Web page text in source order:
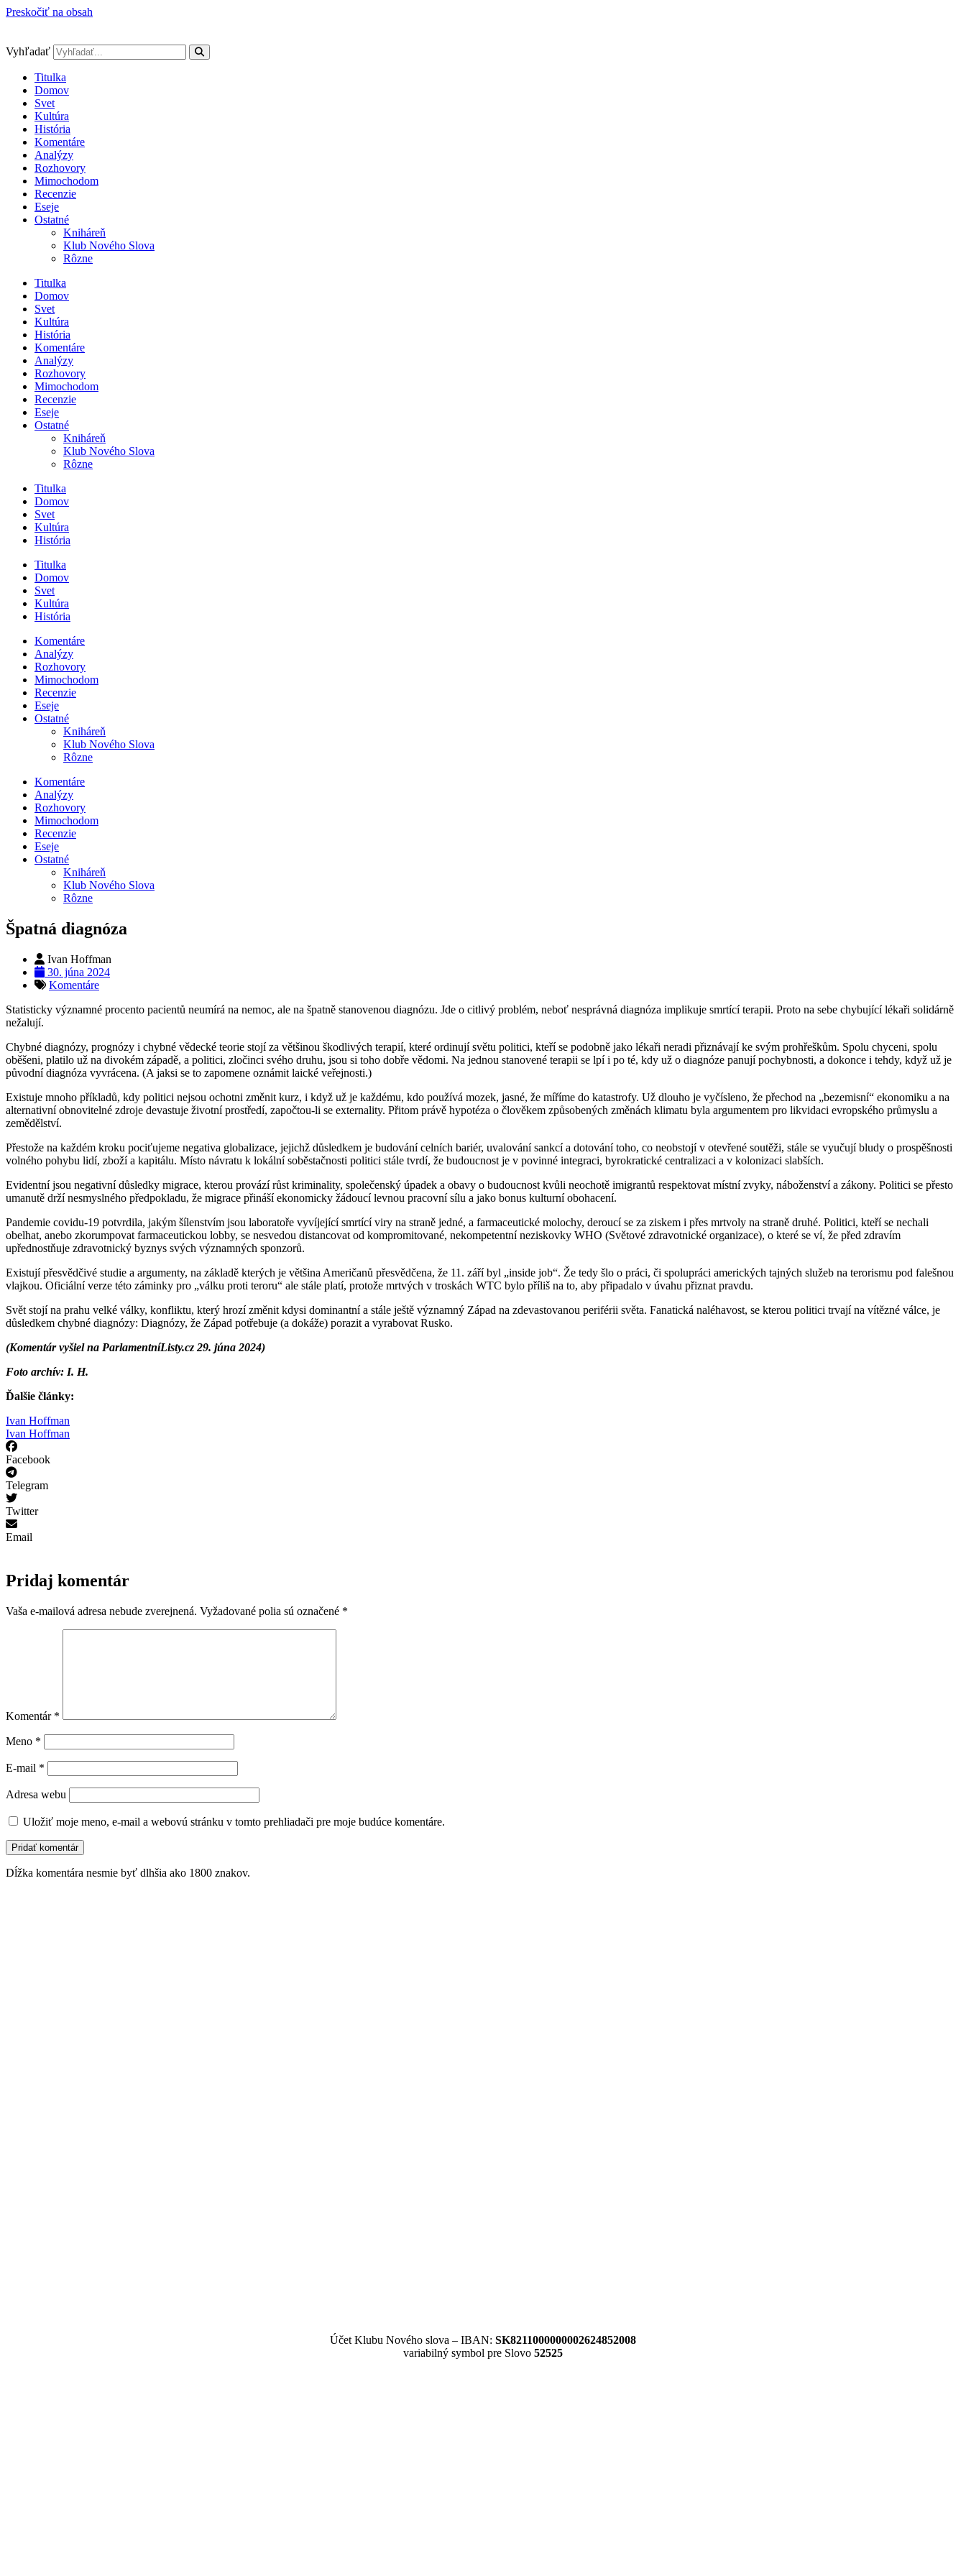
Preskočiť na obsah
Vyhľadať
Titulka
Domov
Svet
Kultúra
História
Komentáre
Analýzy
Rozhovory
Mimochodom
Recenzie
Eseje
Ostatné
Kniháreň
Klub Nového Slova
Rôzne
Titulka
Domov
Svet
Kultúra
História
Komentáre
Analýzy
Rozhovory
Mimochodom
Recenzie
Eseje
Ostatné
Kniháreň
Klub Nového Slova
Rôzne
Titulka
Domov
Svet
Kultúra
História
Titulka
Domov
Svet
Kultúra
História
Komentáre
Analýzy
Rozhovory
Mimochodom
Recenzie
Eseje
Ostatné
Kniháreň
Klub Nového Slova
Rôzne
Komentáre
Analýzy
Rozhovory
Mimochodom
Recenzie
Eseje
Ostatné
Kniháreň
Klub Nového Slova
Rôzne
Špatná diagnóza
Ivan Hoffman
30. júna 2024
Komentáre
Statisticky významné procento pacientů neumírá na nemoc, ale na špatně stanovenou diagnózu. Jde o citlivý problém, neboť nesprávná diagnóza implikuje smrtící terapii. Proto na sebe chybující lékaři solidárně
nežalují.
Chybné diagnózy, prognózy i chybné vědecké teorie stojí za většinou škodlivých terapií, které ordinují světu politici, kteří se podobně jako lékaři neradi přiznávají ke svým prohřeškům. Spolu chyceni, spolu
oběšeni, platilo už na divokém západě, a politici, zločinci svého druhu, jsou si toho dobře vědomi. Na jednou stanovené terapii se lpí i po té, kdy už o diagnóze panují pochybnosti, a dokonce i tehdy, když už je
původní diagnóza vyvrácena. (A jaksi se to zapomene oznámit laické veřejnosti.)
Existuje mnoho příkladů, kdy politici nejsou ochotni změnit kurz, i když už je každému, kdo používá mozek, jasné, že míříme do katastrofy. Už dlouho je vyčísleno, že přechod na „bezemisní“ ekonomiku a na
alternativní obnovitelné zdroje devastuje životní prostředí, započtou-li se externality. Přitom právě hypotéza o člověkem způsobených změnách klimatu byla argumentem pro likvidaci evropského průmyslu a
zemědělství.
Přestože na každém kroku pociťujeme negativa globalizace, jejichž důsledkem je budování celních bariér, uvalování sankcí a dotování toho, co neobstojí v otevřené soutěži, stále se vyučují bludy o prospěšnosti
volného pohybu lidí, zboží a kapitálu. Místo návratu k lokální soběstačnosti politici stále tvrdí, že budoucnost je v povinné integraci, byrokratické centralizaci a v kolonizaci slabších.
Evidentní jsou negativní důsledky migrace, kterou provází růst kriminality, společenský úpadek a obavy o budoucnost kvůli neochotě imigrantů respektovat místní zvyky, náboženství a zákony. Politici se přesto
umanutě drží nesmyslného předpokladu, že migrace přináší ekonomicky žádoucí levnou pracovní sílu a jako bonus kulturní obohacení.
Pandemie covidu-19 potvrdila, jakým šílenstvím jsou laboratoře vyvíjející smrtící viry na straně jedné, a farmaceutické molochy, deroucí se za ziskem i přes mrtvoly na straně druhé. Politici, kteří se nechali
obelhat, anebo zkorumpovat farmaceutickou lobby, se nesvedou distancovat od kompromitované, nekompetentní neziskovky WHO (Světové zdravotnické organizace), o které se ví, že před zdravím
upřednostňuje zdravotnický byznys svých významných sponzorů.
Existují přesvědčivé studie a argumenty, na základě kterých je většina Američanů přesvědčena, že 11. září byl „inside job“. Že tedy šlo o práci, či spolupráci amerických tajných služeb na terorismu pod falešnou
vlajkou. Oficiální verze této záminky pro „válku proti teroru“ ale stále platí, protože mrtvých v troskách WTC bylo příliš na to, aby připadalo v úvahu přiznat pravdu.
Svět stojí na prahu velké války, konfliktu, který hrozí změnit kdysi dominantní a stále ještě významný Západ na zdevastovanou periférii světa. Fanatická naléhavost, se kterou politici trvají na vítězné válce, je
důsledkem chybné diagnózy: Diagnózy, že Západ potřebuje (a dokáže) porazit a vyrabovat Rusko.
(Komentár vyšiel na ParlamentníListy.cz 29. júna 2024)
Foto archív: I. H.
Ďalšie články:
Ivan Hoffman
Ivan Hoffman
Facebook
Telegram
Twitter
Email
Pridaj komentár
Vaša e-mailová adresa nebude zverejnená. Vyžadované polia sú označené *
Komentár *
Meno *
E-mail *
Adresa webu
Uložiť moje meno, e-mail a webovú stránku v tomto prehliadači pre moje budúce komentáre.
Dĺžka komentára nesmie byť dlhšia ako 1800 znakov.
Účet Klubu Nového slova – IBAN: SK8211000000002624852008
variabilný symbol pre Slovo 52525